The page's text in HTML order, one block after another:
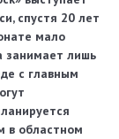
спустя 20 лет
мало
занимает лишь
с главным
в областном